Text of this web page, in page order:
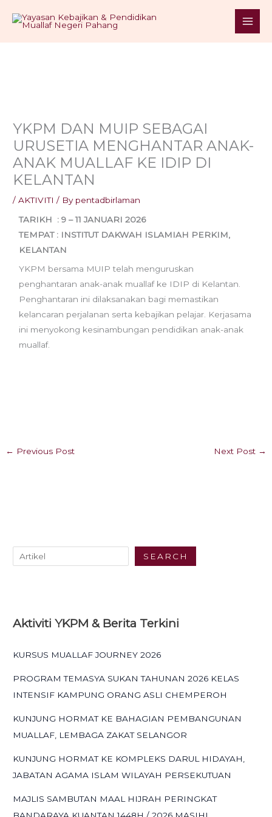
YKPM DAN MUIP SEBAGAI
URUSETIA MENGHANTAR ANAK-
ANAK MUALLAF KE IDIP DI
KELANTAN
/AKTIVITI / By pentadbirlaman
TARIKH : 9 – 11 JANUARI 2026
TEMPAT : INSTITUT DAKWAH ISLAMIAH PERKIM,
KELANTAN
YKPM bersama MUIP telah menguruskan
penghantaran anak-anak muallaf ke IDIP di Kelantan.
Penghantaran ini dilaksanakan bagi memastikan
kelancaran perjalanan serta kebajikan pelajar. Kerjasama
ini menyokong kesinambungan pendidikan anak-anak
muallaf.
← Previous Post Next Post →
e
SEARCH
Aktiviti YKPM & Berita Terkini
KURSUS MUALLAF JOURNEY 2026
PROGRAM TEMASYA SUKAN TAHUNAN 2026 KELAS
INTENSIF KAMPUNG ORANG ASLI CHEMPEROH
KUNJUNG HORMAT KE BAHAGIAN PEMBANGUNAN
MUALLAF, LEMBAGA ZAKAT SELANGOR
KUNJUNG HORMAT KE KOMPLEKS DARUL HIDAYAH,
JABATAN AGAMA ISLAM WILAYAH PERSEKUTUAN
MAJLIS SAMBUTAN MAAL HIJRAH PERINGKAT